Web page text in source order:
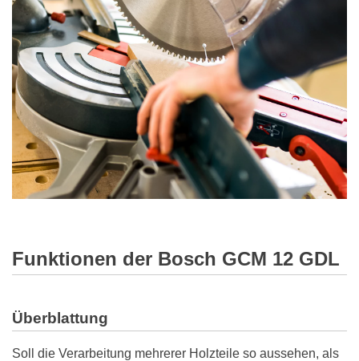
Funktionen der Bosch GCM 12 GDL
Überblattung
Soll die Verarbeitung mehrerer Holzteile so aussehen, als